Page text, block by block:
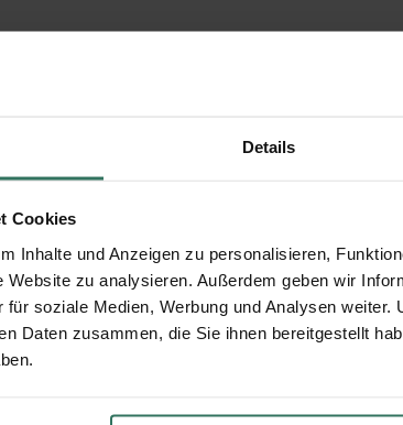
Details
Cookies
Inhalte und Anzeigen zu personalisieren,
Website zu analysieren. Außerdem geben wir
für soziale Medien, Werbung und Analysen
Daten zusammen, die Sie ihnen bereitgestellt